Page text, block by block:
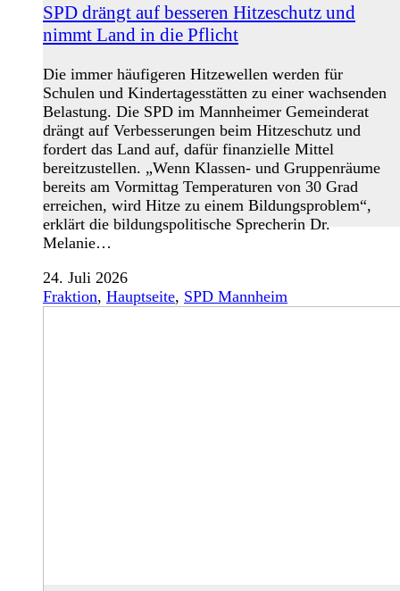
SPD drängt auf besseren Hitzeschutz und
nimmt Land in die Pflicht
Die immer häufigeren Hitzewellen werden für
Schulen und Kindertagesstätten zu einer wachsenden
Belastung. Die SPD im Mannheimer Gemeinderat
drängt auf Verbesserungen beim Hitzeschutz und
fordert das Land auf, dafür finanzielle Mittel
bereitzustellen. „Wenn Klassen- und Gruppenräume
bereits am Vormittag Temperaturen von 30 Grad
erreichen, wird Hitze zu einem Bildungsproblem“,
erklärt die bildungspolitische Sprecherin Dr.
Melanie…
24. Juli 2026
Fraktion, Hauptseite, SPD Mannheim